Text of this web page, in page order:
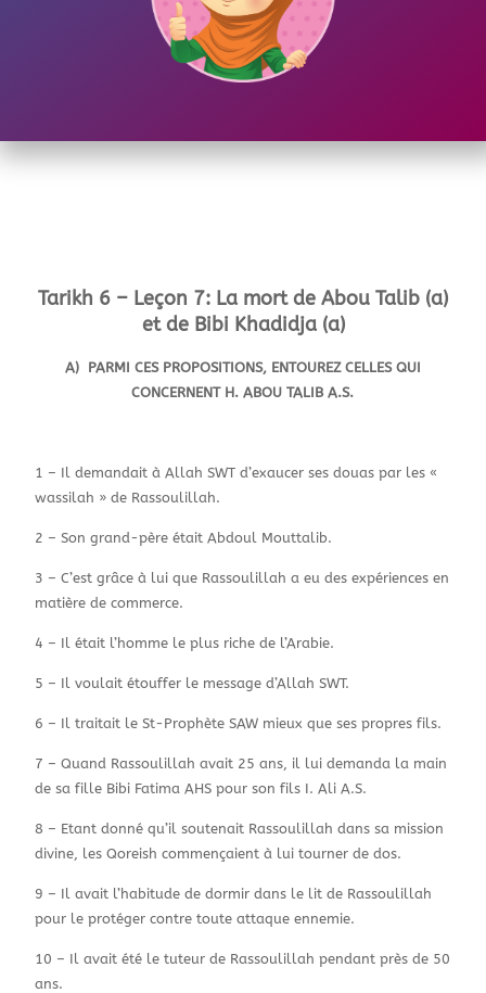
Tarikh 6 – Leçon 7: La mort de Abou Talib (a)
et de Bibi Khadidja (a)
A) PARMI CES PROPOSITIONS, ENTOUREZ CELLES QUI
CONCERNENT H. ABOU TALIB A.S.
1 – Il demandait à Allah SWT d’exaucer ses douas par les «
wassilah » de Rassoulillah.
2 – Son grand-père était Abdoul Mouttalib.
3 – C’est grâce à lui que Rassoulillah a eu des expériences en
matière de commerce.
4 – Il était l’homme le plus riche de l’Arabie.
5 – Il voulait étouffer le message d’Allah SWT.
6 – Il traitait le St-Prophète SAW mieux que ses propres fils.
7 – Quand Rassoulillah avait 25 ans, il lui demanda la main
de sa fille Bibi Fatima AHS pour son fils I. Ali A.S.
8 – Etant donné qu’il soutenait Rassoulillah dans sa mission
divine, les Qoreish commençaient à lui tourner de dos.
9 – Il avait l’habitude de dormir dans le lit de Rassoulillah
pour le protéger contre toute attaque ennemie.
10 – Il avait été le tuteur de Rassoulillah pendant près de 50
ans.